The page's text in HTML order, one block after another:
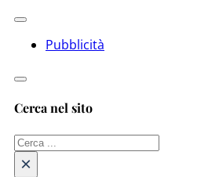
Pubblicità
Cerca nel sito
Cerca
×